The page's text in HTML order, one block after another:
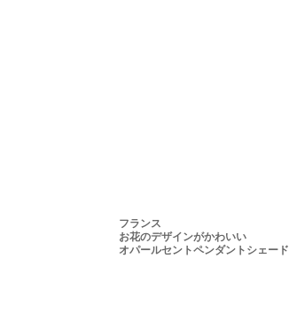
フランス
お花のデザインがかわいい
オパールセントペンダントシェード